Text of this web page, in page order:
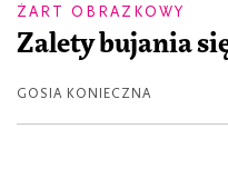
ŻART OBRAZKOWY
Zalety bujania
GOSIA KONIECZNA